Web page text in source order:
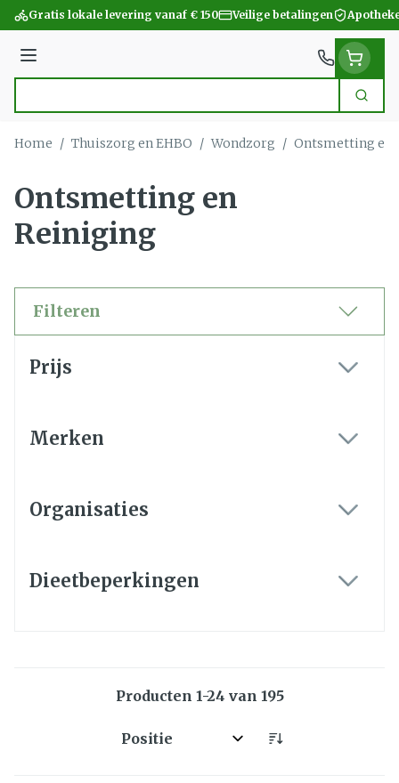
Ga naar de inhoud
Gratis lokale levering vanaf € 150 Veilige betalingen
Menu
Zoek
Home / Thuiszorg en EHBO / Wondzorg / Ontsmetting en
Ontsmetting en
Reiniging
Filteren
Prijs
Merken
Organisaties
Dieetbeperkingen
Producten 1-24 van 195
Sorteer op: